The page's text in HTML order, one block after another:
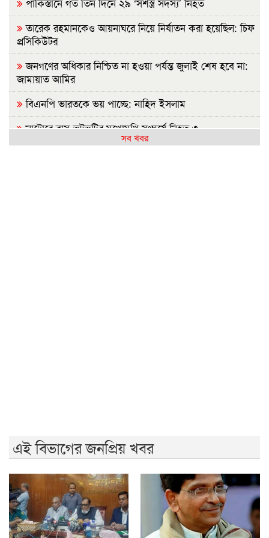
তারেক রহমানকেও আয়নাঘরে নিয়ে নির্যাতন করা হয়েছিল: চিফ
প্রসিকিউটর
জনগণের অধিকার নিশ্চিত না হওয়া পর্যন্ত জুলাই শেষ হবে না:
জামায়াত আমির
বিএনপি ভারতকে ভয় পাচ্ছে: নাহিদ ইসলাম
নাটোরে বাস-ভুটভুটির মুখোমুখি সংঘর্ষে নিহত ৩
সব খবর
এই বিভাগের জনপ্রিয় খবর